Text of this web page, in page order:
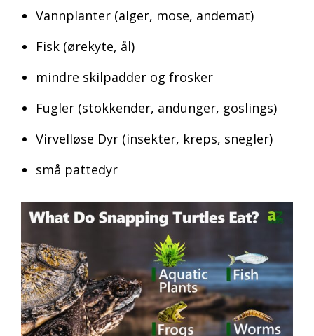
Vannplanter (alger, mose, andemat)
Fisk (ørekyte, ål)
mindre skilpadder og frosker
Fugler (stokkender, andunger, goslings)
Virvelløse Dyr (insekter, kreps, snegler)
små pattedyr